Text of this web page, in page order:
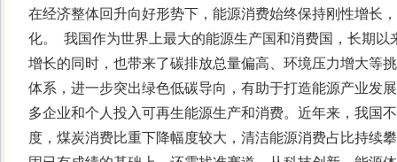
在经济整体回升向好形势下，能源消费始终保持刚性增长
化。 我国作为世界上最大的能源生产国和消费国，长期
增长的同时，也带来了碳排放总量偏高、环境压力增大等
体系，进一步突出绿色低碳导向，有助于打造能源产业发
多企业和个人投入可再生能源生产和消费。近年来，我国
度，煤炭消费比重下降幅度较大，清洁能源消费占比持续